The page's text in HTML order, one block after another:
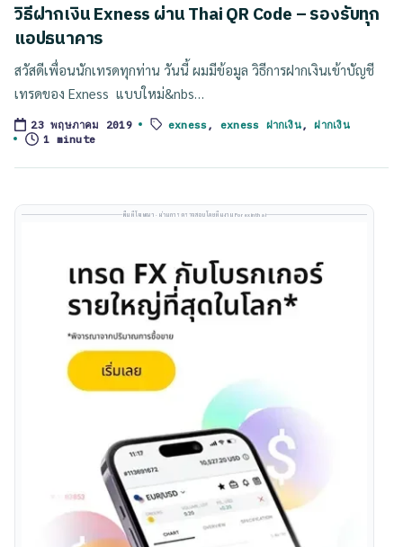
วิธีฝากเงิน Exness ผ่าน Thai QR Code – รองรับทุก
แอปธนาคาร
สวัสดีเพื่อนนักเทรดทุกท่าน วันนี้ ผมมีข้อมูล วิธีการฝากเงินเข้าบัญชี
เทรดของ Exness แบบใหม่&nbs…
23 พฤษภาคม 2019
Tags: exness , exness ฝากเงิน,ฝากเงิน
1 minute
พื้นที่โฆษณา · ผ่านการตรวจสอบโดยทีมงาน Forexinthai